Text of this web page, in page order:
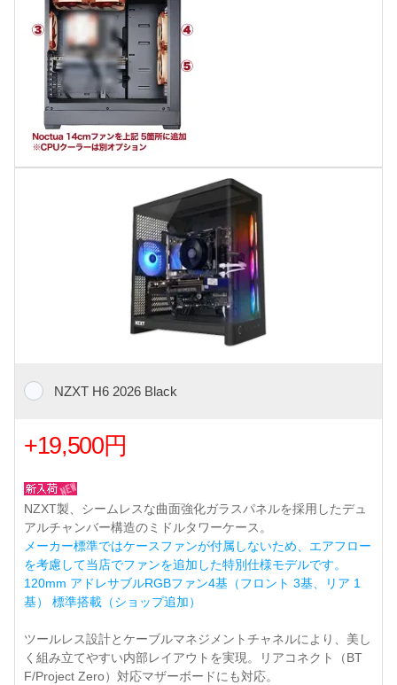
NZXT H6 2026 Black
+19,500円
NZXT製、シームレスな曲面強化ガラスパネルを採用したデュ
アルチャンバー構造のミドルタワーケース。
メーカー標準ではケースファンが付属しないため、エアフロー
を考慮して当店でファンを追加した特別仕様モデルです。
120mm アドレサブルRGBファン4基（フロント 3基、リア 1
基） 標準搭載（ショップ追加）
ツールレス設計とケーブルマネジメントチャネルにより、美し
く組み立てやすい内部レイアウトを実現。リアコネクト（BT
F/Project Zero）対応マザーボードにも対応。